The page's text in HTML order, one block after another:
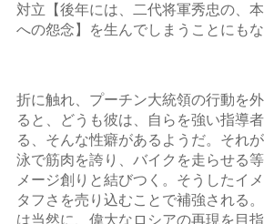
対立【後年には、二代将軍秀忠の、
への怨念】を生んでしまうことにも
折に触れ、プーチン大統領の行動を
ると、どうも彼は、自らを強い指導
る、そんな性癖があるようだ。それ
泳で筋肉を誇り、バイクを走らせる
メージ創りと結びつく。そうしたイ
タフさを売り込むことで補強される
は当然に、偉大なロシアの再現を目